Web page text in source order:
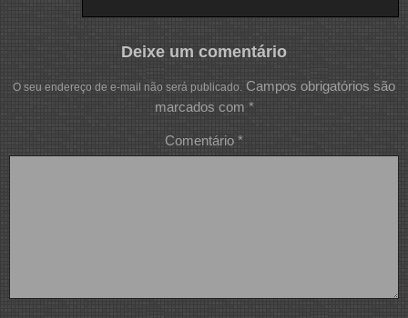
Deixe um comentário
O seu endereço de e-mail não será publicado. Campos obrigatórios são
marcados com *
Comentário *